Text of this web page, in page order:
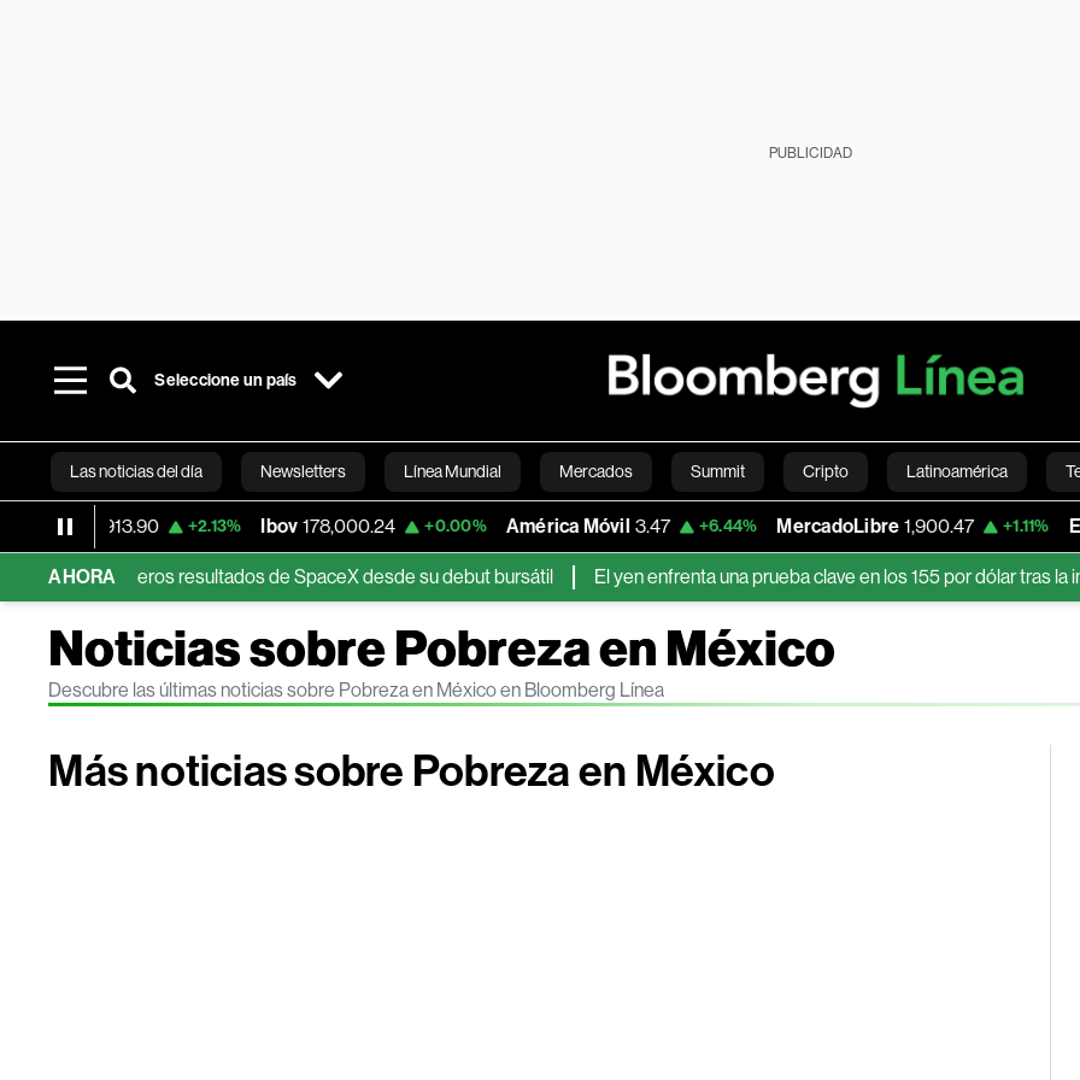
PUBLICIDAD
Seleccione un país
Las noticias del día Newsletters Línea Mundial Mercados Summit Cripto Latinoamérica
Bloomberg Green Economía Estilo de vida Mundo Videos
25,913.90 +2.13% Ibov 178,000.24 +0.00% América Móvil 3.47 +6.44% MercadoLibre 1,900.47 +1.11% Euro/
AHORA
los primeros resultados de SpaceX desde su debut bursátil El yen enfrenta una prueba clave en los 155 por dólar tras la
Noticias sobre Pobreza en México
Descubre las últimas noticias sobre Pobreza en México en Bloomberg Línea
Más noticias sobre Pobreza en México